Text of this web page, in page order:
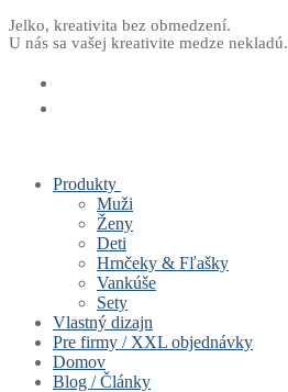
Preskočiť
na
Menu
Zavrieť
Jelko, kreativita bez obmedzení.
U nás sa vašej kreativite medze nekladú.
Produkty
Muži
Ženy
Deti
Hrnčeky & Fľašky
Vankúše
Sety
Vlastný dizajn
Pre firmy / XXL objednávky
Domov
Blog / Články